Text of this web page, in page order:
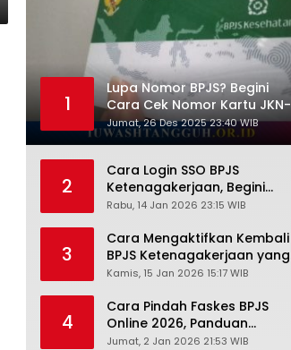
1
Lupa Nomor BPJS? Begini
Cara Cek Nomor Kartu JKN-
KIS dengan NIK KTP
Jumat, 26 Des 2025 23:40 WIB
2
Cara Login SSO BPJS
Ketenagakerjaan, Begini
Tutorial Lengkap dan
Rabu, 14 Jan 2026 23:15 WIB
3
Cara Mengaktifkan Kembali
BPJS Ketenagakerjaan yang
Nonaktif, Begini Panduan
Kamis, 15 Jan 2026 15:17 WIB
4
Cara Pindah Faskes BPJS
Online 2026, Panduan
Lengkap via Mobile JKN,
Jumat, 2 Jan 2026 21:53 WIB